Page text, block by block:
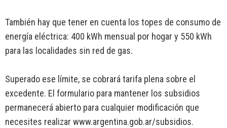
También hay que tener en cuenta los topes de consumo de
energía eléctrica: 400 kWh mensual por hogar y 550 kWh
para las localidades sin red de gas.
Superado ese límite, se cobrará tarifa plena sobre el
excedente. El formulario para mantener los subsidios
permanecerá abierto para cualquier modificación que
necesites realizar www.argentina.gob.ar/subsidios.